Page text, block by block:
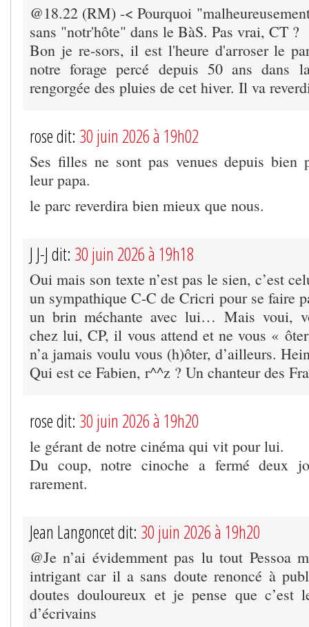
@18.22 (RM) -< Pourquoi
sans "notr'hôte" dans le BàS. Pas vrai, CT ?
Bon je re-sors, il est l'heure d'arroser le
notre forage percé depuis 50 ans dans
rengorgée des pluies de cet hiver. Il va
rose dit: 30 juin 2026 à 19h02
Ses filles ne sont pas venues depuis bien
leur papa.
le parc reverdira bien mieux que nous.
J J-J dit: 30 juin 2026 à 19h18
Oui mais son texte n’est pas le sien, c’est
un sympathique C-C de Cricri pour se faire
un brin méchante avec lui… Mais voui,
chez lui, CP, il vous attend et ne vous «
n’a jamais voulu vous (h)ôter, d’ailleurs.
Qui est ce Fabien, r^^z ? Un chanteur des
rose dit: 30 juin 2026 à 19h20
le gérant de notre cinéma qui vit pour lui.
Du coup, notre cinoche a fermé deux
rarement.
Jean Langoncet dit: 30 juin 2026 à 19h20
@Je n’ai évidemment pas lu tout Pessoa
intrigant car il a sans doute renoncé à
doutes douloureux et je pense que c’est
d’écrivains